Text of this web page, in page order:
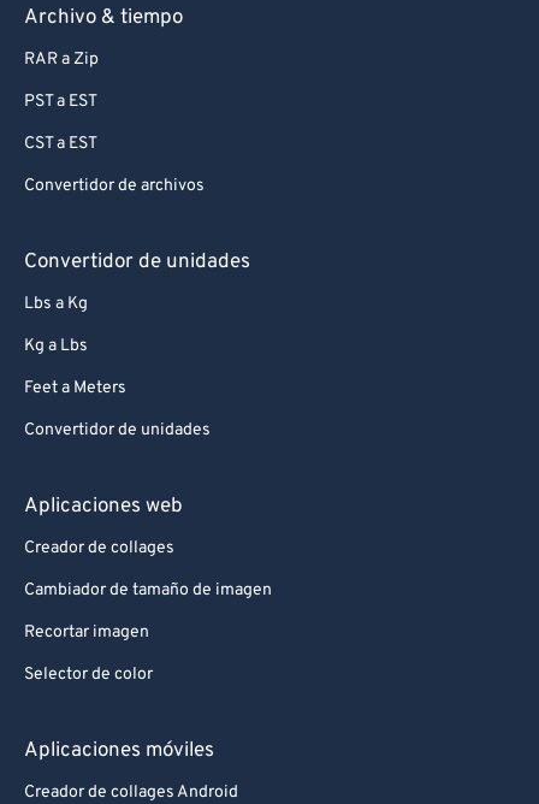
Archivo & tiempo
RAR a Zip
PST a EST
CST a EST
Convertidor de archivos
Convertidor de unidades
Lbs a Kg
Kg a Lbs
Feet a Meters
Convertidor de unidades
Aplicaciones web
Creador de collages
Cambiador de tamaño de imagen
Recortar imagen
Selector de color
Aplicaciones móviles
Creador de collages Android